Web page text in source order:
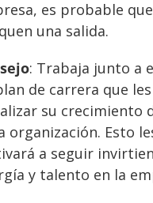
es probable que
una salida.
: Trabaja junto a
de carrera que
su crecimiento
organización. Esto
a seguir
y talento en la